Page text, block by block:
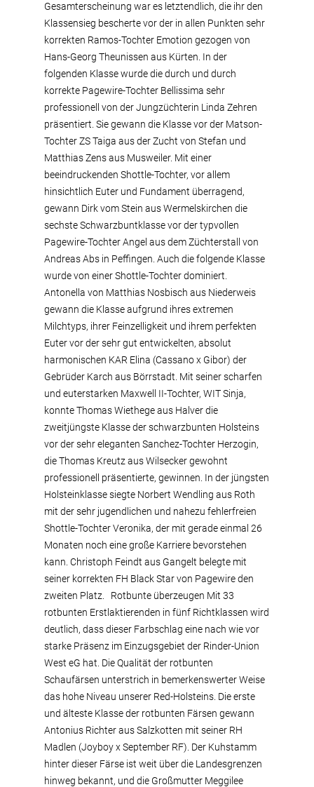
Gesamterscheinung war es letztendlich, die ihr den
Klassensieg bescherte vor der in allen Punkten sehr
korrekten Ramos-Tochter Emotion gezogen von
Hans-Georg Theunissen aus Kürten. In der
folgenden Klasse wurde die durch und durch
korrekte Pagewire-Tochter Bellissima sehr
professionell von der Jungzüchterin Linda Zehren
präsentiert. Sie gewann die Klasse vor der Matson-
Tochter ZS Taiga aus der Zucht von Stefan und
Matthias Zens aus Musweiler. Mit einer
beeindruckenden Shottle-Tochter, vor allem
hinsichtlich Euter und Fundament überragend,
gewann Dirk vom Stein aus Wermelskirchen die
sechste Schwarzbuntklasse vor der typvollen
Pagewire-Tochter Angel aus dem Züchterstall von
Andreas Abs in Peffingen. Auch die folgende Klasse
wurde von einer Shottle-Tochter dominiert.
Antonella von Matthias Nosbisch aus Niederweis
gewann die Klasse aufgrund ihres extremen
Milchtyps, ihrer Feinzelligkeit und ihrem perfekten
Euter vor der sehr gut entwickelten, absolut
harmonischen KAR Elina (Cassano x Gibor) der
Gebrüder Karch aus Börrstadt. Mit seiner scharfen
und euterstarken Maxwell II-Tochter, WIT Sinja,
konnte Thomas Wiethege aus Halver die
zweitjüngste Klasse der schwarzbunten Holsteins
vor der sehr eleganten Sanchez-Tochter Herzogin,
die Thomas Kreutz aus Wilsecker gewohnt
professionell präsentierte, gewinnen. In der jüngsten
Holsteinklasse siegte Norbert Wendling aus Roth
mit der sehr jugendlichen und nahezu fehlerfreien
Shottle-Tochter Veronika, der mit gerade einmal 26
Monaten noch eine große Karriere bevorstehen
kann. Christoph Feindt aus Gangelt belegte mit
seiner korrekten FH Black Star von Pagewire den
zweiten Platz. Rotbunte überzeugen Mit 33
rotbunten Erstlaktierenden in fünf Richtklassen wird
deutlich, dass dieser Farbschlag eine nach wie vor
starke Präsenz im Einzugsgebiet der Rinder-Union
West eG hat. Die Qualität der rotbunten
Schaufärsen unterstrich in bemerkenswerter Weise
das hohe Niveau unserer Red-Holsteins. Die erste
und älteste Klasse der rotbunten Färsen gewann
Antonius Richter aus Salzkotten mit seiner RH
Madlen (Joyboy x September RF). Der Kuhstamm
hinter dieser Färse ist weit über die Landesgrenzen
hinweg bekannt, und die Großmutter Meggilee